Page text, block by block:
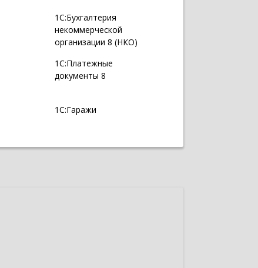
1С:Бухгалтерия
некоммерческой
организации 8 (НКО)
1С:Платежные
документы 8
1С:Гаражи